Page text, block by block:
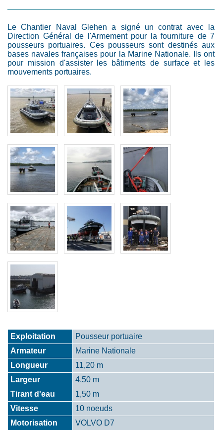
Le Chantier Naval Glehen a signé un contrat avec la
Direction Général de l'Armement pour la fourniture de 7
pousseurs portuaires. Ces pousseurs sont destinés aux
bases navales françaises pour la Marine Nationale. Ils ont
pour mission d'assister les bâtiments de surface et les
mouvements portuaires.
Exploitation
Pousseur portuaire
Armateur
Marine Nationale
Longueur
11,20 m
Largeur
4,50 m
Tirant d'eau
1,50 m
Vitesse
10 noeuds
Motorisation
VOLVO D7